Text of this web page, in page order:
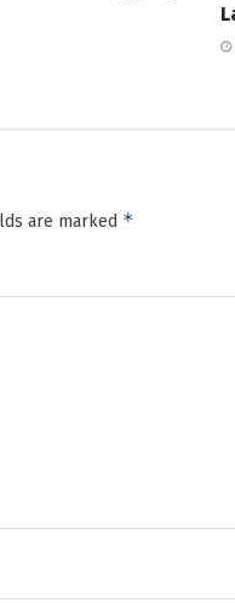
are marked *